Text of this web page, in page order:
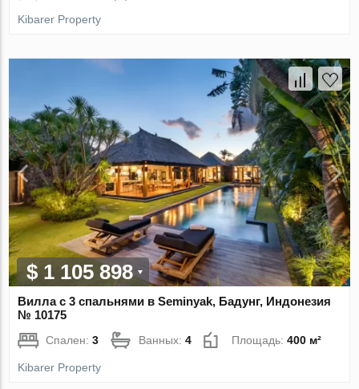
Kibarer Property
$ 1 105 898
Вилла с 3 спальнями в Seminyak, Бадунг, Индонезия
№ 10175
Спален:3 Ванных:4 Площадь:400 м²
Kibarer Property